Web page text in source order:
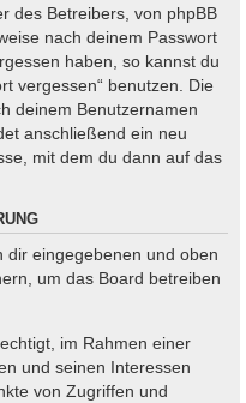
des Betreibers, von phpBB
nach deinem Passwort
haben, so kannst du
vergessen“ benutzen. Die
deinem Benutzernamen
anschließend ein neu
mit dem du dann auf das
dir eingegebenen und oben
um das Board betreiben
im Rahmen einer
und seinen Interessen
von Zugriffen und